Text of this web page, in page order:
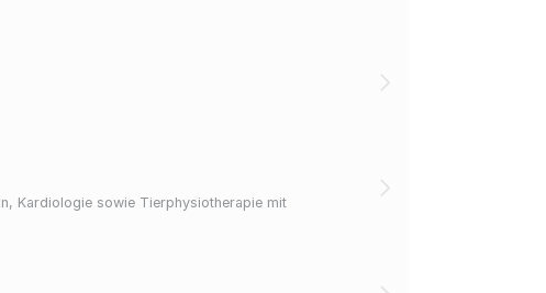
Kardiologie sowie Tierphysiotherapie mit